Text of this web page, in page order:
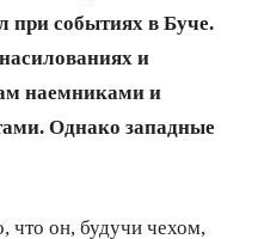
при событиях в Буче.
и
наемниками и
Однако западные
что он, будучи чехом,